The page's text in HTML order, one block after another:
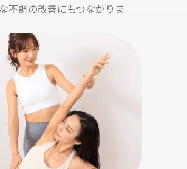
不調の改善にもつながりま